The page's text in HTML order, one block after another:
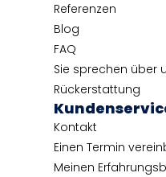
Referenzen
Blog
FAQ
Sie sprechen über
Rückerstattung
Kontakt
Einen Termin
Meinen